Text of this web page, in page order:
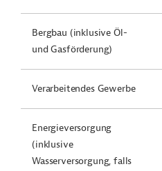
Bergbau (inklusive Öl-
und Gasförderung)
Verarbeitendes Gewerbe
Energieversorgung
(inklusive
Wasserversorgung, falls